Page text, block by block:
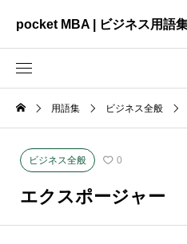
pocket MBA | ビジネス用語
ビジネス全般
資料作成
用語集 ビジネス全般
ビジネス全般 0
エクスポージャー